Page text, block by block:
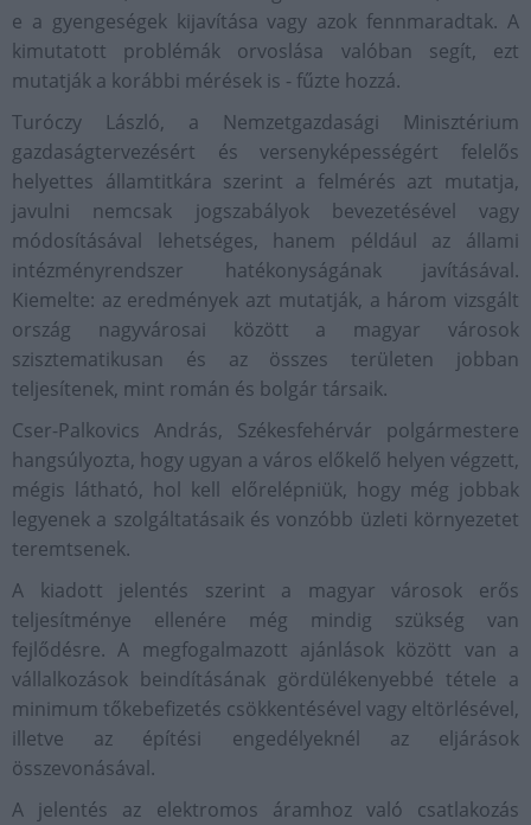
e a gyengeségek kijavítása vagy azok fennmaradtak. A
kimutatott problémák orvoslása valóban segít, ezt
mutatják a korábbi mérések is - fűzte hozzá.
Turóczy László, a Nemzetgazdasági Minisztérium
gazdaságtervezésért és versenyképességért felelős
helyettes államtitkára szerint a felmérés azt mutatja,
javulni nemcsak jogszabályok bevezetésével vagy
módosításával lehetséges, hanem például az állami
intézményrendszer hatékonyságának javításával.
Kiemelte: az eredmények azt mutatják, a három vizsgált
ország nagyvárosai között a magyar városok
szisztematikusan és az összes területen jobban
teljesítenek, mint román és bolgár társaik.
Cser-Palkovics András, Székesfehérvár polgármestere
hangsúlyozta, hogy ugyan a város előkelő helyen végzett,
mégis látható, hol kell előrelépniük, hogy még jobbak
legyenek a szolgáltatásaik és vonzóbb üzleti környezetet
teremtsenek.
A kiadott jelentés szerint a magyar városok erős
teljesítménye ellenére még mindig szükség van
fejlődésre. A megfogalmazott ajánlások között van a
vállalkozások beindításának gördülékenyebbé tétele a
minimum tőkebefizetés csökkentésével vagy eltörlésével,
illetve az építési engedélyeknél az eljárások
összevonásával.
A jelentés az elektromos áramhoz való csatlakozás